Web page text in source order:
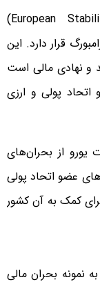
"مکانیسم ثبات اروپا" (European Stability Mechanism)
قرار دارد. این
سال ۲۰۱۲ تاسیس شد و نهادی مالی است
پولی و ارزی
یورو از بحران‌های
عضو اتحاد پولی
کمک به آن کشور
نمونه بحران مالی